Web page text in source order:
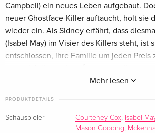
Limited Edition, Steelbook
Englisch · UK Version
4K Ultra HD + Blu-ray
Englisch · US Version
Limited Edition, Steelbook, 4K Ultra HD + Blu-
Englisch · US Version
4K Ultra HD + Blu-ray
Mehr lesen
Campbell) ein neues Leben aufgebaut.
neuer Ghostface-Killer auftaucht, holt sie
wieder ein. Als Sidney erfährt, dass
(Isabel May) im Visier des Killers steht, ist
entschlossen, ihre Familie um jeden Preis
Blutvergiessen ein für alle Mal ein Ende zu
Extras:
Narbengewebe: Das Making-Of von
Spannungsaufbau: Das Szenenbild / Tanz
PRODUKTDETAILS
Schauspieler Courteney Cox, Isabel
Mason Gooding,